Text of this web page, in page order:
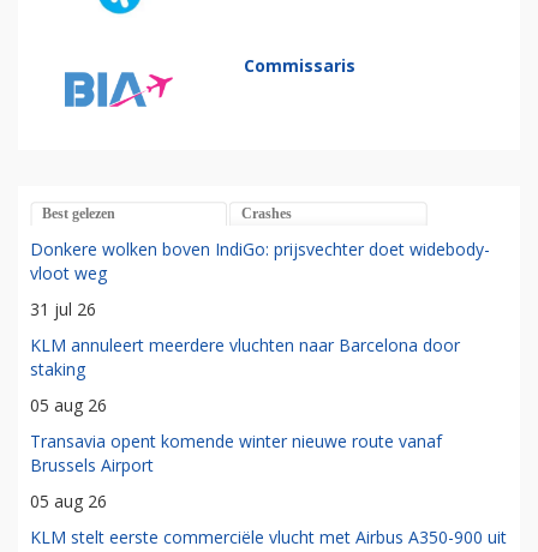
Commissaris
Best gelezen Crashes
Donkere wolken boven IndiGo: prijsvechter doet widebody-
vloot weg
31 jul 26
KLM annuleert meerdere vluchten naar Barcelona door
staking
05 aug 26
Transavia opent komende winter nieuwe route vanaf
Brussels Airport
05 aug 26
KLM stelt eerste commerciële vlucht met Airbus A350-900 uit